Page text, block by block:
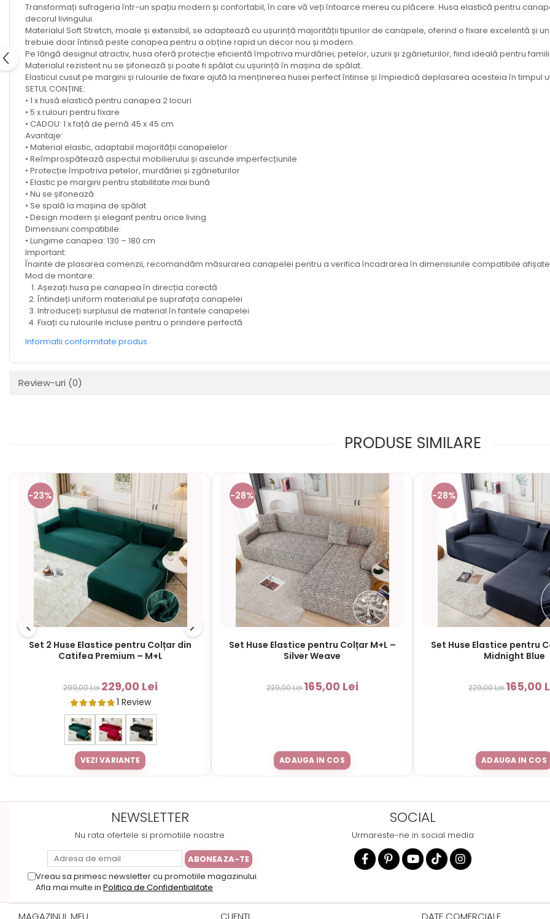
Transformați sufrageria într-un spațiu modern și confortabil, în care vă veți întoarce mereu cu plăcere. Husa elastică pentru
decorul livingului.
Materialul Soft Stretch, moale și extensibil, se adaptează cu ușurință majorității tipurilor de canapele, oferind o fixare excelentă și
trebuie doar întinsă peste canapea pentru a obține rapid un decor nou și modern.
Pe lângă designul atractiv, husa oferă protecție eficientă împotriva murdăriei, petelor, uzurii și zgârieturilor, fiind ideală pentru
Materialul rezistent nu se șifonează și poate fi spălat cu ușurință în mașina de spălat.
Elasticul cusut pe margini și rulourile de fixare ajută la menținerea husei perfect întinse și împiedică deplasarea acesteia în timpul
SETUL CONȚINE:
• 1 x husă elastică pentru canapea 2 locuri
• 5 x rulouri pentru fixare
• CADOU: 1 x față de pernă 45 x 45 cm
Avantaje:
• Material elastic, adaptabil majorității canapelelor
• Reîmprospătează aspectul mobilierului și ascunde imperfecțiunile
• Protecție împotriva petelor, murdăriei și zgârieturilor
• Elastic pe margini pentru stabilitate mai bună
• Nu se șifonează
• Se spală la mașina de spălat
• Design modern și elegant pentru orice living
Dimensiuni compatibile:
• Lungime canapea: 130 – 180 cm
Important:
Înainte de plasarea comenzii, recomandăm măsurarea canapelei pentru a verifica încadrarea în dimensiunile compatibile
Mod de montare:
Așezați husa pe canapea în direcția corectă
Întindeți uniform materialul pe suprafața canapelei
Introduceți surplusul de material în fantele canapelei
Fixați cu rulourile incluse pentru o prindere perfectă
Informatii conformitate produs
Review-uri (0)
PRODUSE SIMILARE
-23%
Set 2 Huse Elastice pentru Colțar din
Catifea Premium – M+L
299,00 Lei229,00 Lei
1 Review
VEZI VARIANTE
-28%
Set Huse Elastice pentru Colțar M+L –
Silver Weave
229,00 Lei165,00 Lei
ADAUGA IN COS
-28%
Set Huse Elastice pentru
Midnight Blue
229,00 Lei165,00
ADAUGA IN COS
NEWSLETTER
Nu rata ofertele si promotiile noastre
Vreau sa primesc newsletter cu promotiile magazinului.
Afla mai multe in Politica de Confidentialitate
SOCIAL
Urmareste-ne in social media
MAGAZINUL MEU CLIENTI DATE COMERCIALE